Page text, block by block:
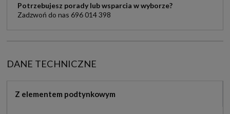
Potrzebujesz porady lub wsparcia w wyborze?
Zadzwoń do nas 696 014 398
DANE TECHNICZNE
Z elementem podtynkowym